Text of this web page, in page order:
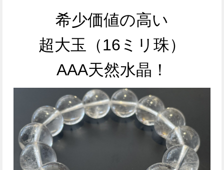
希少価値の高い
超大玉（16ミリ珠）
AAA天然水晶！